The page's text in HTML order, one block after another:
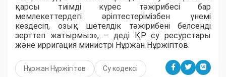
қарсы тиімді күрес тәжірибесі бар
мемлекеттердегі әріптестерімізбен үнемі
кездесіп, озық шетелдік тәжірибені белсенді
зерттеп жатырмыз», – деді ҚР су ресурстары
және ирригация министрі Нұржан Нұржігітов.
Нұржан Нұржігітов Су кодексі